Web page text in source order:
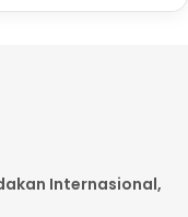
Internasional,